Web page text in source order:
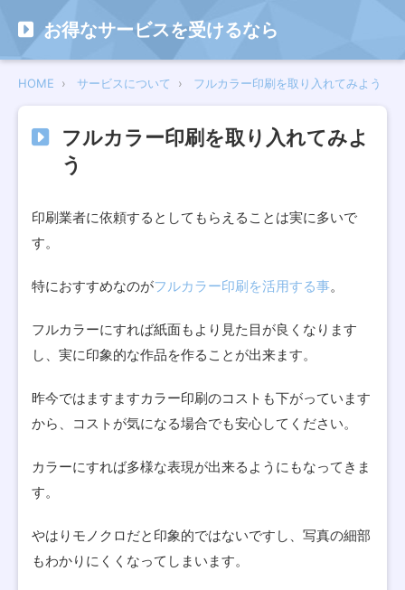
お得なサービスを受けるなら
HOME サービスについて フルカラー印刷を取り入れてみよう
フルカラー印刷を取り入れてみよ
う
印刷業者に依頼するとしてもらえることは実に多いで
す。
特におすすめなのがフルカラー印刷を活用する事。
フルカラーにすれば紙面もより見た目が良くなります
し、実に印象的な作品を作ることが出来ます。
昨今ではますますカラー印刷のコストも下がっています
から、コストが気になる場合でも安心してください。
カラーにすれば多様な表現が出来るようにもなってきま
す。
やはりモノクロだと印象的ではないですし、写真の細部
もわかりにくくなってしまいます。